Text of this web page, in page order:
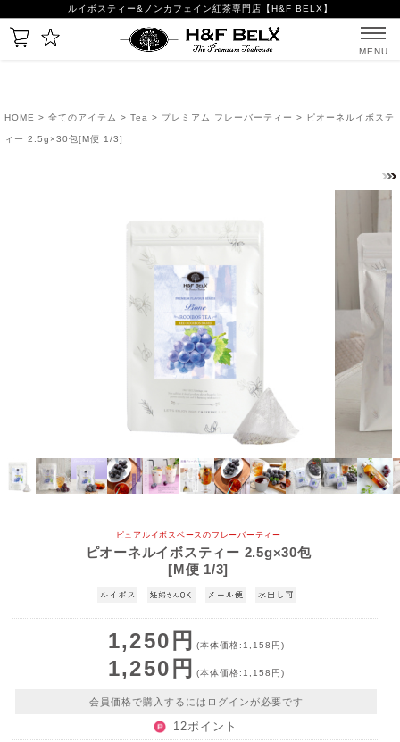
ルイボスティー&ノンカフェイン紅茶専門店【H&F BELX】
MENU
HOME > 全てのアイテム > Tea > プレミアム フレーバーティー > ピオーネルイボステ
ィー 2.5g×30包[M便 1/3]
ピュアルイボスベースのフレーバーティー
ピオーネルイボスティー 2.5g×30包
[M便 1/3]
1,250円 (本体価格:1,158円)
1,250円 (本体価格:1,158円)
会員価格で購入するにはログインが必要です
12ポイント